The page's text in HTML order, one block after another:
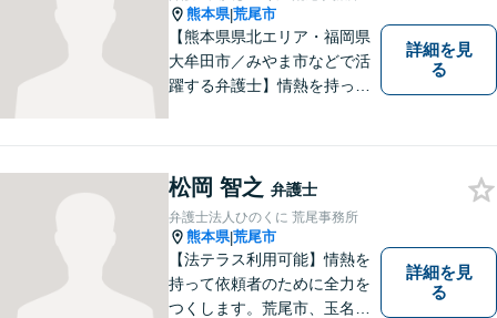
熊本県|荒尾市
【熊本県県北エリア・福岡県
大牟田市／みやま市などで活
躍する弁護士】情熱を持って
す。離婚 、相続、交通事故、
企業法務など幅広いお困りご
とに対応可能です！
詳細を見
る
松岡 智之 弁護士
弁護士法人ひのくに 荒尾事務所
熊本県|荒尾市
【法テラス利用可能】情熱を
持って依頼者のために全力を
つくします。荒尾市、玉名郡
詳細を見
る